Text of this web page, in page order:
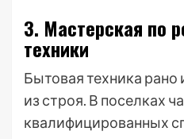
3. Мастерская по
техники
Бытовая техника
из строя. В поселках
квалифицированных